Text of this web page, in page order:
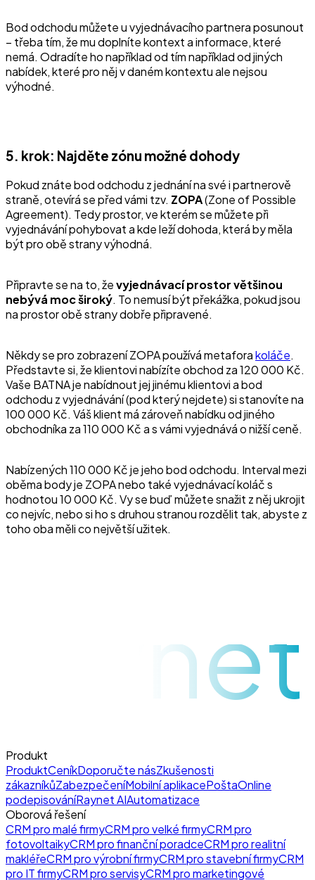
Bod odchodu můžete u vyjednávacího partnera posunout
– třeba tím, že mu doplníte kontext a informace, které
nemá. Odradíte ho například od tím například od jiných
nabídek, které pro něj v daném kontextu ale nejsou
výhodné.
5. krok: Najděte zónu možné dohody
Pokud znáte bod odchodu z jednání na své i partnerově
straně, otevírá se před vámi tzv. ZOPA(Zone of Possible
Agreement). Tedy prostor, ve kterém se můžete při
vyjednávání pohybovat a kde leží dohoda, která by měla
být pro obě strany výhodná.
Připravte se na to, ževyjednávací prostor většinou
nebývá moc široký. To nemusí být překážka, pokud jsou
na prostor obě strany dobře připravené.
Někdy se pro zobrazení ZOPA používá metaforakoláče.
Představte si, že klientovi nabízíte obchod za 120 000 Kč.
Vaše BATNA je nabídnout jej jinému klientovi a bod
odchodu z vyjednávání (pod který nejdete) si stanovíte na
100 000 Kč. Váš klient má zároveň nabídku od jiného
obchodníka za 110 000 Kč a s vámi vyjednává o nižší ceně.
Nabízených 110 000 Kč je jeho bod odchodu. Interval mezi
oběma body je ZOPA nebo také vyjednávací koláč s
hodnotou 10 000 Kč. Vy se buď můžete snažit z něj ukrojit
co nejvíc, nebo si ho s druhou stranou rozdělit tak, abyste z
toho oba měli co největší užitek.
raynet
Produkt
ProduktCeníkDoporučte násZkušenosti
zákazníkůZabezpečeníMobilní aplikacePoštaOnline
podepisováníRaynet AIAutomatizace
Oborová řešení
CRM pro malé firmyCRM pro velké firmyCRM pro
fotovoltaikyCRM pro finanční poradceCRM pro realitní
makléřeCRM pro výrobní firmyCRM pro stavební firmyCRM
pro IT firmyCRM pro servisyCRM pro marketingové